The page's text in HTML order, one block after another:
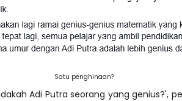
Satu penghinaan?
Adi Putra seorang yang genius?',